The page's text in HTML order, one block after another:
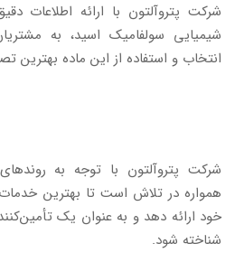
شرکت پتروآلتون با ارائه اطلاعات
شیمیایی سولفامیک اسید، به
انتخاب و استفاده از این ماده بهترین
شرکت پتروآلتون با توجه به
همواره در تلاش است تا بهترین
خود ارائه دهد و به عنوان یک
شناخته شود.